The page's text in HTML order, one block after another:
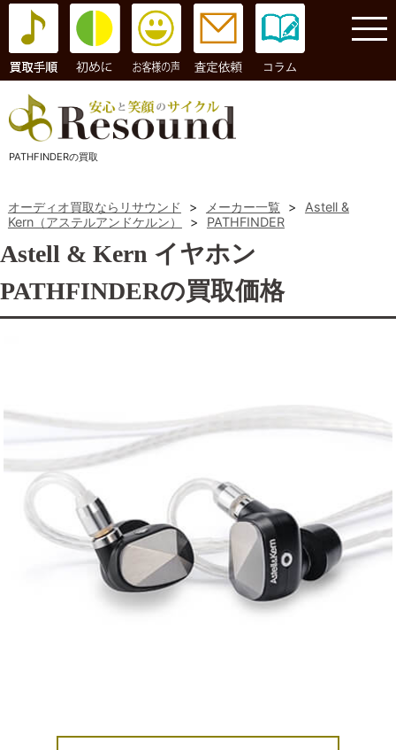
コラム
PATHFINDERの買取
オーディオ買取ならリサウンド > メーカー一覧 >
Astell &
Kern（アステルアンドケルン）
> PATHFINDER
Astell & Kern イヤホン
PATHFINDERの買取価格